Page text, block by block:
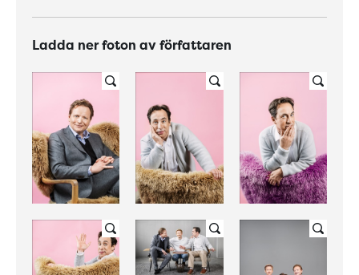
Ladda ner foton av författaren